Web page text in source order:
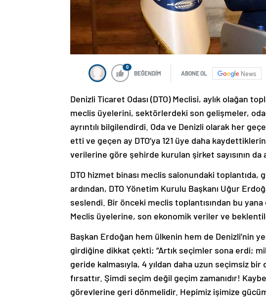
0
BEĞENDİM ABONE OL News
Denizli Ticaret Odası (DTO) Meclisi, aylık olağan
meclis üyelerini, sektörlerdeki son gelişmeler,
ayrıntılı bilgilendirdi. Oda ve Denizli olarak her
etti ve geçen ay DTO’ya 121 üye daha
verilerine göre şehirde kurulan şirket sayısının da
DTO hizmet binası meclis salonundaki
ardından, DTO Yönetim Kurulu Başkanı Uğur
seslendi. Bir önceki meclis toplantısından bu
Meclis üyelerine, son ekonomik veriler ve
Başkan Erdoğan hem ülkenin hem de Denizli’nin
girdiğine dikkat çekti; “Artık seçimler sona erdi;
geride kalmasıyla, 4 yıldan daha uzun seçimsiz
fırsattır. Şimdi seçim değil geçim zamanıdır!
görevlerine geri dönmelidir. Hepimiz işimize